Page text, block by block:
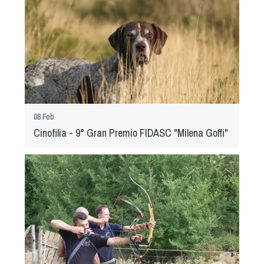
08 Feb
Cinofilia - 9° Gran Premio FIDASC "Milena Goffi"
Sleddog